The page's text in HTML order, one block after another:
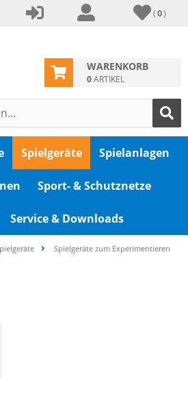
(0)
WARENKORB
0ARTIKEL
Spielgeräte Spielanlagen
Sport- & Schutznetze
Service & Downloads
Spielgeräte zum Experimentieren